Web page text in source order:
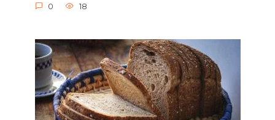
0 18